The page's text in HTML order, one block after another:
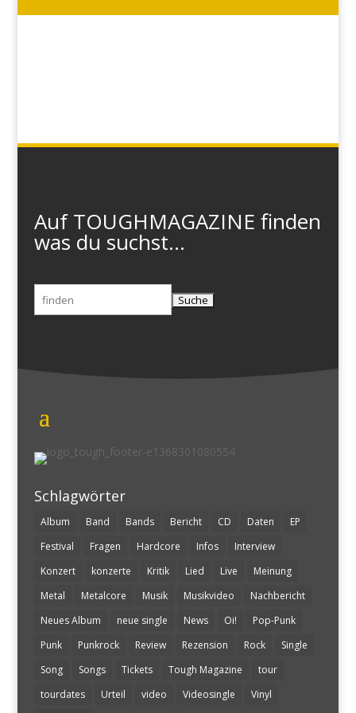
Auf TOUGHMAGAZINE finden
was du suchst...
Suchen
nach:
Schlagwörter
Album Band Bands Bericht CD Daten
EP
Festival
Fragen Hardcore Infos
Interview
Konzert
konzerte Kritik Lied Live
Meinung
Metal
Metalcore Musik Musikvideo
Nachbericht
Neues Album
neue single News Oi!
Pop-Punk
Punk
Punkrock Review Rezension Rock
Single
Song
Songs Tickets Tough Magazine
tour
tourdates
Urteil video Videosingle
Vinyl